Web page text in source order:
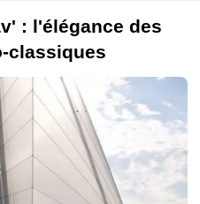
Classic Boat Voiliers
nautiques
Bateaux
Dayboat
Emission Winch
Manoeuvre
Voilier transportable
: l'élégance des
classiques